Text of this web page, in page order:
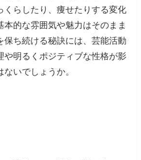
くらしたり、痩せたりする変化
本的な雰囲気や魅力はそのまま
保ち続ける秘訣には、芸能活動
や明るくポジティブな性格が影
いでしょうか。